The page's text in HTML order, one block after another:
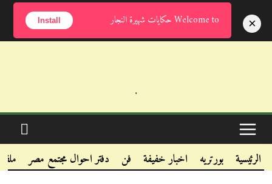
السبت, أغسطس 8, 2026
.
.
.
الرئيسية بورتريه اخبار خفيفة فن دفتر احوال مجتمع مصر
Welcome to حكايات شهيرة النجار Install ×